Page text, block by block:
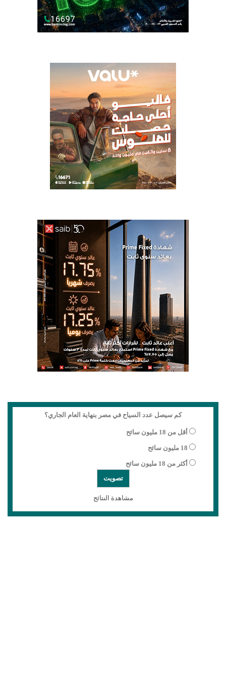
كم سيصل عدد السياح في مصر بنهاية العام الجاري؟
أقل من 18 مليون سائح
18 مليون سائح
أكثر من 18 مليون سائح
مشاهدة النتائج